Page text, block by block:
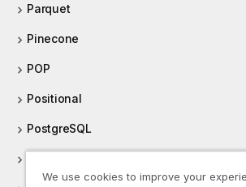
Parquet
Pinecone
POP
Positional
PostgreSQL
We use cookies to improve your